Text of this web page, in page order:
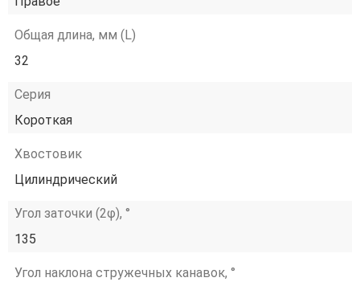
Общая длина, мм (L)
32
Серия
Короткая
Хвостовик
Цилиндрический
Угол заточки (2φ), °
135
Угол наклона стружечных канавок, °